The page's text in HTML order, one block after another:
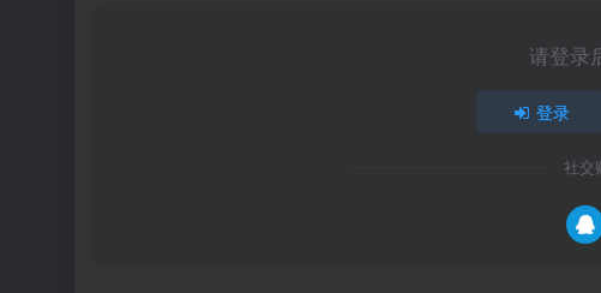
请登录
登录
社交